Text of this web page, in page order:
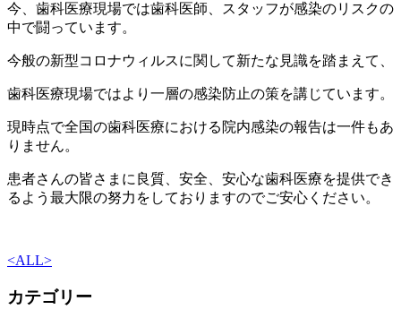
今、歯科医療現場では歯科医師、スタッフが感染のリスクの
中で闘っています。
今般の新型コロナウィルスに関して新たな見識を踏まえて、
歯科医療現場ではより一層の感染防止の策を講じています。
現時点で全国の歯科医療における院内感染の報告は一件もあ
りません。
患者さんの皆さまに良質、安全、安心な歯科医療を提供でき
るよう最大限の努力をしておりますのでご安心ください。
<ALL>
カテゴリー